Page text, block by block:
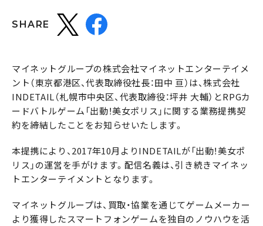
SHARE
マイネットグループの株式会社マイネットエンターテイメ
ント（東京都港区、代表取締役社長：田中 亘）は、株式会社
INDETAIL（札幌市中央区、代表取締役：坪井 大輔）とRPGカ
ードバトルゲーム「出動！美女ポリス」に関する業務提携契
約を締結したことをお知らせいたします。
本提携により、2017年10月よりINDETAILが「出動！美女ポ
リス」の運営を手がけます。配信名義は、引き続きマイネッ
トエンターテイメントとなります。
マイネットグループは、買取・協業を通じてゲームメーカー
より獲得したスマートフォンゲームを独自のノウハウを活